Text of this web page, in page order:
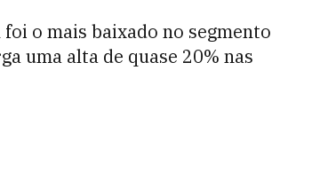
o mais baixado no segmento
uma alta de quase 20% nas